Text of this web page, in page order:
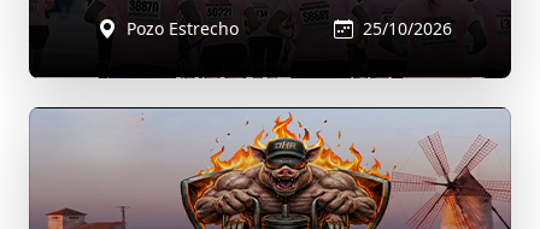
Pozo Estrecho 25/10/2026